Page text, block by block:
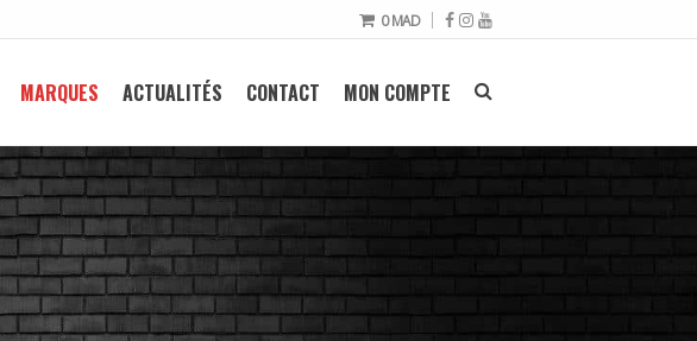
0MAD
MARQUES ACTUALITÉS CONTACT MON COMPTE